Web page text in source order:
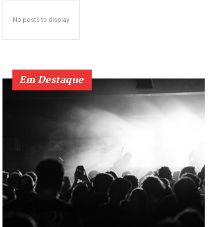
No posts to display
Em Destaque